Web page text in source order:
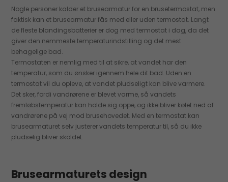
Nogle personer kalder et brusearmatur for en brusetermostat, men
faktisk kan et brusearmatur fås med eller uden termostat. Langt
de fleste blandingsbatterier er dog med termostat i dag, da det
giver den nemmeste temperaturindstilling og det mest
behagelige bad.
Termostaten er nemlig med til at sikre, at vandet har den
temperatur, som du ønsker igennem hele dit bad. Uden en
termostat vil du opleve, at vandet pludseligt kan blive varmere.
Det sker, fordi vandrørene er blevet varme, så vandets
fremløbstemperatur kan holde sig oppe, og ikke bliver kølet ned af
vandrørene på vej mod brusehovedet. Med en termostat kan
brusearmaturet selv justerer vandets temperatur til, så du ikke
pludselig bliver skoldet.
Brusearmaturets design